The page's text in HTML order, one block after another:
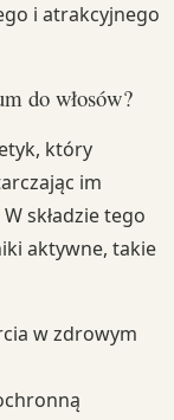
i atrakcyjnego
do włosów?
który
im
składzie tego
aktywne, takie
w zdrowym